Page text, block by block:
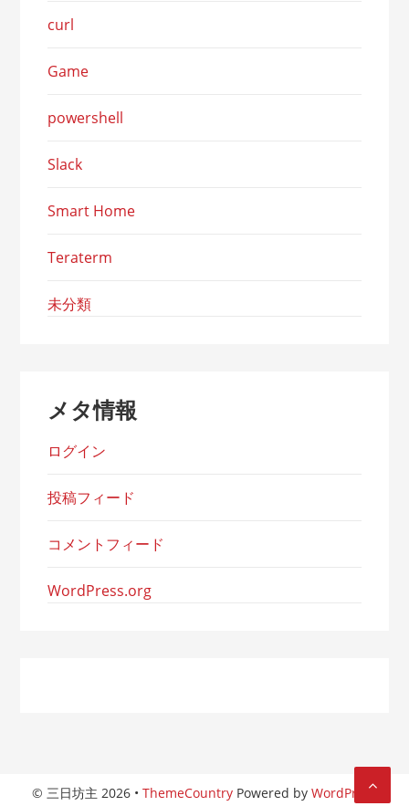
curl
Game
powershell
Slack
Smart Home
Teraterm
未分類
メタ情報
ログイン
投稿フィード
コメントフィード
WordPress.org
© 三日坊主 2026 • ThemeCountry Powered by WordPress